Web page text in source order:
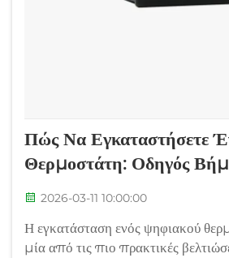
Πώς Να Εγκαταστήσετε
Θερμοστάτη: Οδηγός
2026-03-11 10:00:00
Η εγκατάσταση ενός ψηφιακού
μία από τις πιο πρακτικές